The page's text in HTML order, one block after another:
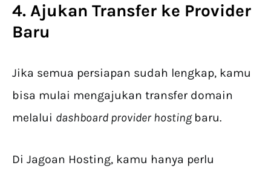
4. Ajukan Transfer ke Provider
Baru
Jika semua persiapan sudah lengkap, kamu
bisa mulai mengajukan transfer domain
melalui dashboard provider hosting baru.
Di Jagoan Hosting, kamu hanya perlu